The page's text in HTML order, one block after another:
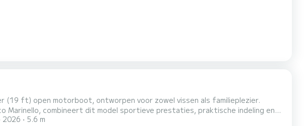
(19 ft) open motorboot, ontworpen voor zowel vissen als familieplezier.
Marinello, combineert dit model sportieve prestaties, praktische indeling en
2026 5.6 m